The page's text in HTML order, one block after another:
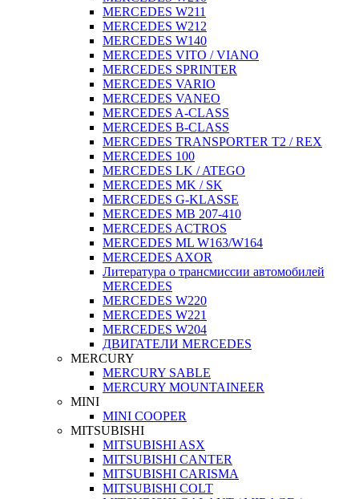
MERCEDES W211
MERCEDES W212
MERCEDES W140
MERCEDES VITO / VIANO
MERCEDES SPRINTER
MERCEDES VARIO
MERCEDES VANEO
MERCEDES A-CLASS
MERCEDES B-CLASS
MERCEDES TRANSPORTER T2 / REX
MERCEDES 100
MERCEDES LK / ATEGO
MERCEDES MK / SK
MERCEDES G-KLASSE
MERCEDES МВ 207-410
MERCEDES ACTROS
MERCEDES ML W163/W164
MERCEDES AXOR
Литература о трансмиссии автомобилей
MERCEDES
MERCEDES W220
MERCEDES W221
MERCEDES W204
ДВИГАТЕЛИ MERCEDES
MERCURY
MERCURY SABLE
MERCURY MOUNTAINEER
MINI
MINI COOPER
MITSUBISHI
MITSUBISHI ASX
MITSUBISHI CANTER
MITSUBISHI CARISMA
MITSUBISHI COLT